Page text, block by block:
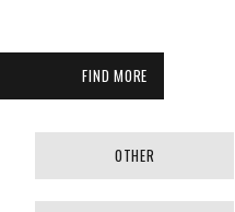
FIND MORE
OTHER